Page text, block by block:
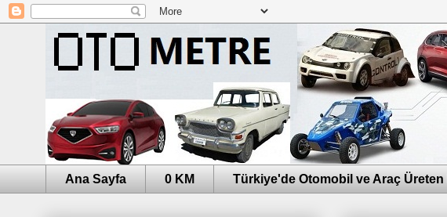
Ana Sayfa 0 KM Türkiye'de Otomobil ve Araç Üreten